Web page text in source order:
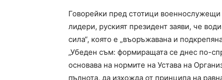
Говорейки пред стотици
лидери, руският президент заяви, че
сила“, която е „въоръжавана и
„Убеден съм: формиращата се днес по-
основава на нормите на Устава на
пълнота, да изхожда от принципа на